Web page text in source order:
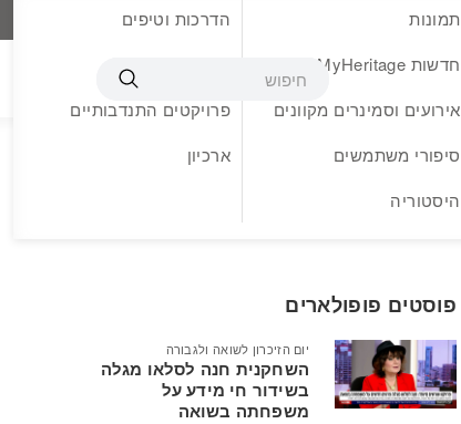
עברית
תמונות
חדשות MyHeritage
אירועים וסמינרים מקוונים
סיפורי משתמשים
היסטוריה
הדרכות וטיפים
פרויקטים התנדבותיים
ארכיון
פוסטים פופולארים
יום הזיכרון לשואה ולגבורה
השחקנית חנה לסלאו מגלה
בשידור חי מידע על
משפחתה בשואה